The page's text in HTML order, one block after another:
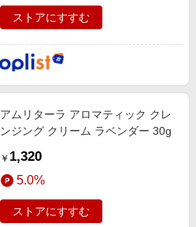
ストアにすすむ
アムリターラ アロマティック クレ
ンジング クリーム ラベンダー 30g
￥ 1,320
5.0%
ストアにすすむ